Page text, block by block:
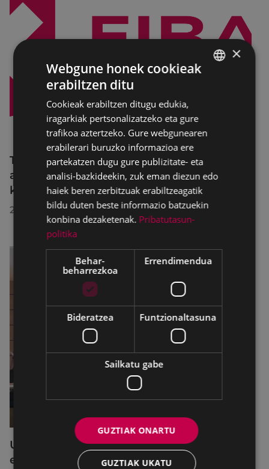
Trafiko-murrizketak Egogain kalean
abuztuaren 10etik abuztuaren 23ra,
konponketa-lanak direla-eta
2026/07/30
Udalbatzak 2026ko uztailaren 27an
egindako bilkuran hartutako erabakiak
×
Webgune honek cookieak
erabiltzen ditu
Cookieak erabiltzen ditugu edukia,
iragarkiak pertsonalizatzeko eta gure
trafikoa aztertzeko. Gure webgunearen
erabilerari buruzko informazioa ere
partekatzen dugu gure publizitate- eta
analisi-bazkideekin, zuk eman diezun edo
haiek beren zerbitzuak erabiltzeagatik
bildu duten beste informazio batzuekin
konbina dezaketenak. Pribatutasun-
politika
Behar-
beharrezkoa
Errendimendua
Bideratzea Funtzionaltasuna
Sailkatu gabe
GUZTIAK ONARTU
GUZTIAK UKATU